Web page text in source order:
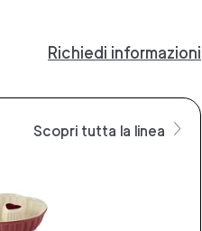
Richiedi informazioni
Scopri tutta la linea